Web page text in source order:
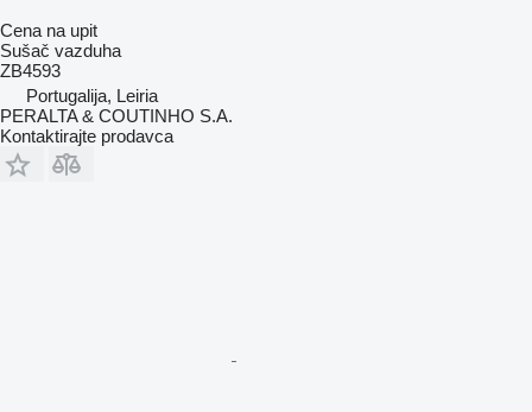
Cena na upit
Sušač vazduha
ZB4593
Portugalija, Leiria
PERALTA & COUTINHO S.A.
Kontaktirajte prodavca